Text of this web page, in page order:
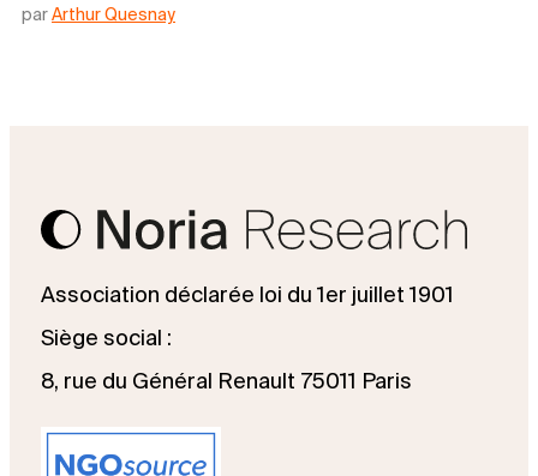
parArthur Quesnay
Association déclarée loi du 1er juillet 1901
Siège social :
8, rue du Général Renault 75011 Paris